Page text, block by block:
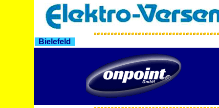
Bielefeld